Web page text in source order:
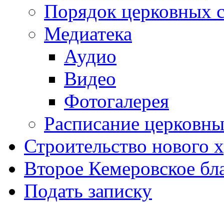
Порядок церковных
Медиатека
Аудио
Видео
Фотогалерея
Расписание
Строительство нового
Второе Кемеровское
Подать записку